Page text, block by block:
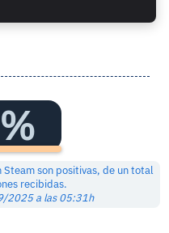
son positivas, de un total
recibidas.
2025 a las 05:31h